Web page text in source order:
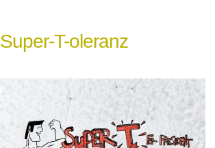
Super-T-oleranz